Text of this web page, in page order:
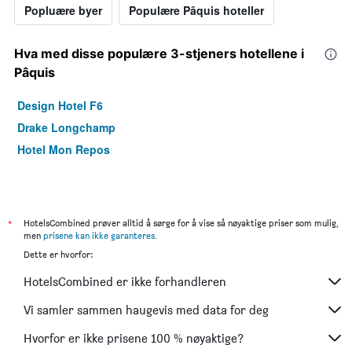
Popluære byer Populære Pâquis hoteller
Hva med disse populære 3-stjeners hotellene i
Pâquis
Design Hotel F6
Drake Longchamp
Hotel Mon Repos
*
HotelsCombined prøver alltid å sørge for å vise så nøyaktige priser som mulig,
men prisene kan ikke garanteres.
Dette er hvorfor:
HotelsCombined er ikke forhandleren
Vi samler sammen haugevis med data for deg
Hvorfor er ikke prisene 100 % nøyaktige?